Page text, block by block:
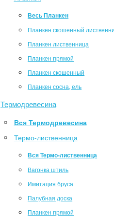
Весь Планкен
Планкен скошенный
Планкен лиственница
Планкен прямой
Планкен скошенный
Планкен сосна, ель
Термодревесина
Вся Термодревесина
Термо-лиственница
Вся Термо-лиственница
Вагонка штиль
Имитация бруса
Палубная доска
Планкен прямой